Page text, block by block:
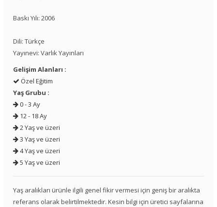
Baskı Yılı: 2006
Dili: Türkçe
Yayınevi: Varlık Yayınları
Gelişim Alanları :
Özel Eğitim
Yaş Grubu :
0 - 3 Ay
12 - 18 Ay
2 Yaş ve üzeri
3 Yaş ve üzeri
4 Yaş ve üzeri
5 Yaş ve üzeri
Yaş aralıkları ürünle ilgili genel fikir vermesi için geniş bir aralıkta
referans olarak belirtilmektedir. Kesin bilgi için üretici sayfalarına